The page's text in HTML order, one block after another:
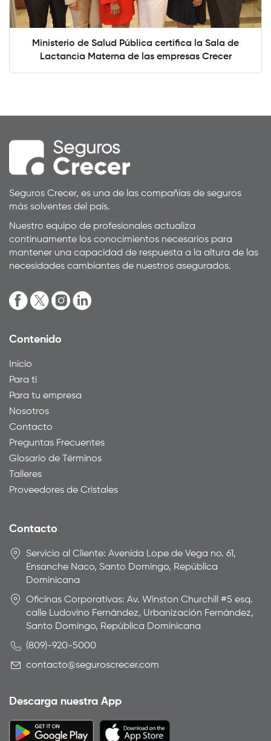
Ministerio de Salud Pública certifica la Sala de
Lactancia Materna de las empresas Crecer
Seguros Crecer, es una de las compañías de seguros
más solventes del país.
Nuestro equipo de profesionales actualiza
continuamente los conocimientos necesarios para
mantener una capacidad de respuesta a la altura de las
necesidades cambiantes de nuestros asegurados.
Contenido
Inicio
Para ti
Para tu empresa
Nosotros
Contacto
Preguntas Frecuentes
Glosario de Términos
Talleres
Proveedores de Cristales
Contacto
Servicio al Cliente: Avenida Lope de Vega no. 61,
Ensanche Naco, Santo Domingo, República
Dominicana
Oficinas Corporativas: Av. Winston Churchill #5 esq.
calle Ludovino Fernández, Urbanización Fernández,
Santo Domingo, República Dominicana
(809)-920-5000
contacto@seguroscrecer.com
Descarga nuestra App